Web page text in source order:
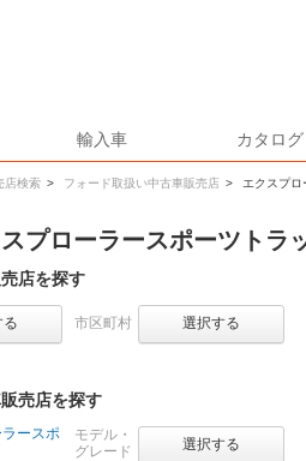
輸入車 カタログ
店検索 > フォード取扱い中古車販売店 > エクスプ
プローラースポーツトラ
店を探す
る 市区町村 選択する
売店を探す
ースポ
モデル・
グレード
選択する